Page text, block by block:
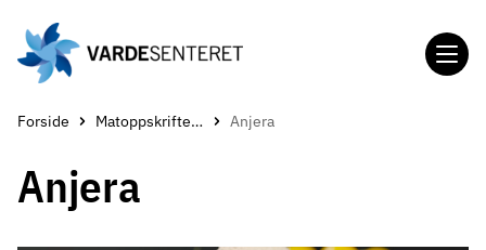
hovedinnholdet
Forside Matoppskrifter ved kreft Anjera
Anjera